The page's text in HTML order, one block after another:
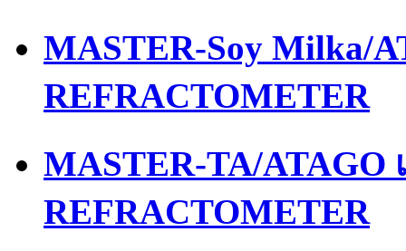
MASTER-Soy Milka/
REFRACTOMETER
MASTER-TA/
REFRACTOMETER